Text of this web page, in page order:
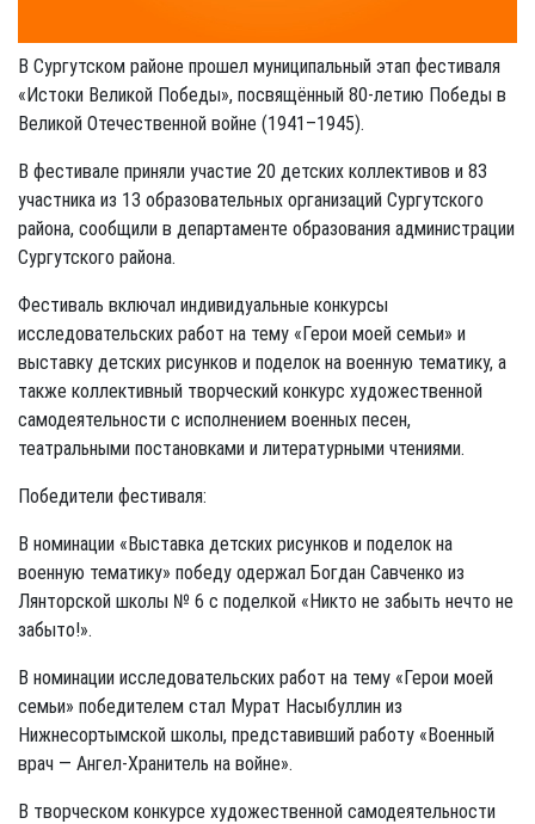
В Сургутском районе прошел муниципальный этап фестиваля
«Истоки Великой Победы», посвящённый 80-летию Победы в
Великой Отечественной войне (1941–1945).
В фестивале приняли участие 20 детских коллективов и 83
участника из 13 образовательных организаций Сургутского
района, сообщили в департаменте образования администрации
Сургутского района.
Фестиваль включал индивидуальные конкурсы
исследовательских работ на тему «Герои моей семьи» и
выставку детских рисунков и поделок на военную тематику, а
также коллективный творческий конкурс художественной
самодеятельности с исполнением военных песен,
театральными постановками и литературными чтениями.
Победители фестиваля:
В номинации «Выставка детских рисунков и поделок на
военную тематику» победу одержал Богдан Савченко из
Лянторской школы № 6 с поделкой «Никто не забыть нечто не
забыто!».
В номинации исследовательских работ на тему «Герои моей
семьи» победителем стал Мурат Насыбуллин из
Нижнесортымской школы, представивший работу «Военный
врач — Ангел-Хранитель на войне».
В творческом конкурсе художественной самодеятельности